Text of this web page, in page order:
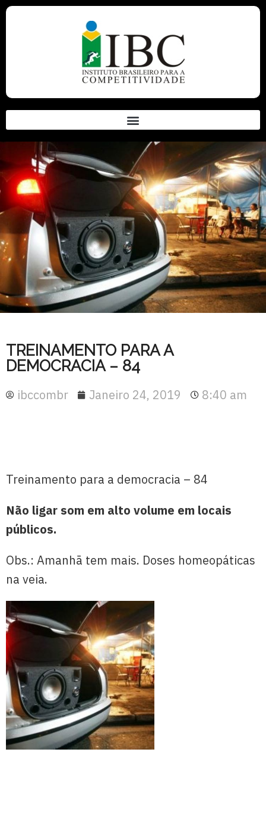
TREINAMENTO PARA A
DEMOCRACIA – 84
ibccombr Janeiro 24, 2019 8:40 am
Treinamento para a democracia – 84
Não ligar som em alto volume em locais
públicos.
Obs.: Amanhã tem mais. Doses homeopáticas
na veia.